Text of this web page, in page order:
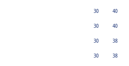
30
40
30
40
30
38
30
38